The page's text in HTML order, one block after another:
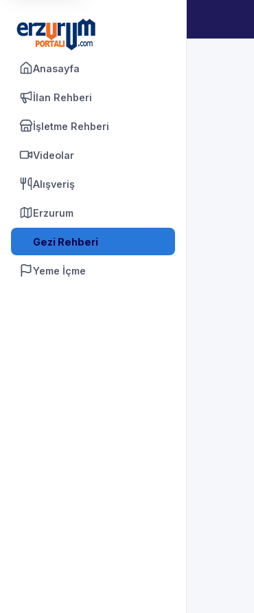
Anasayfa
İlan Rehberi
İşletme Rehberi
Videolar
Alışveriş
Erzurum
Gezi Rehberi
Yeme İçme